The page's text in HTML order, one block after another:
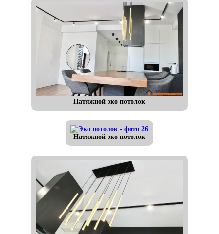
Натяжной эко потолок
Натяжной эко потолок